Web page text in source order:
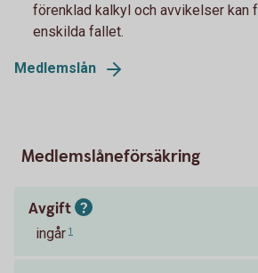
förenklad kalkyl och avvikelser kan
enskilda fallet.
Medlemslån
Medlemslåneförsäkring
Avgift
ingår 1